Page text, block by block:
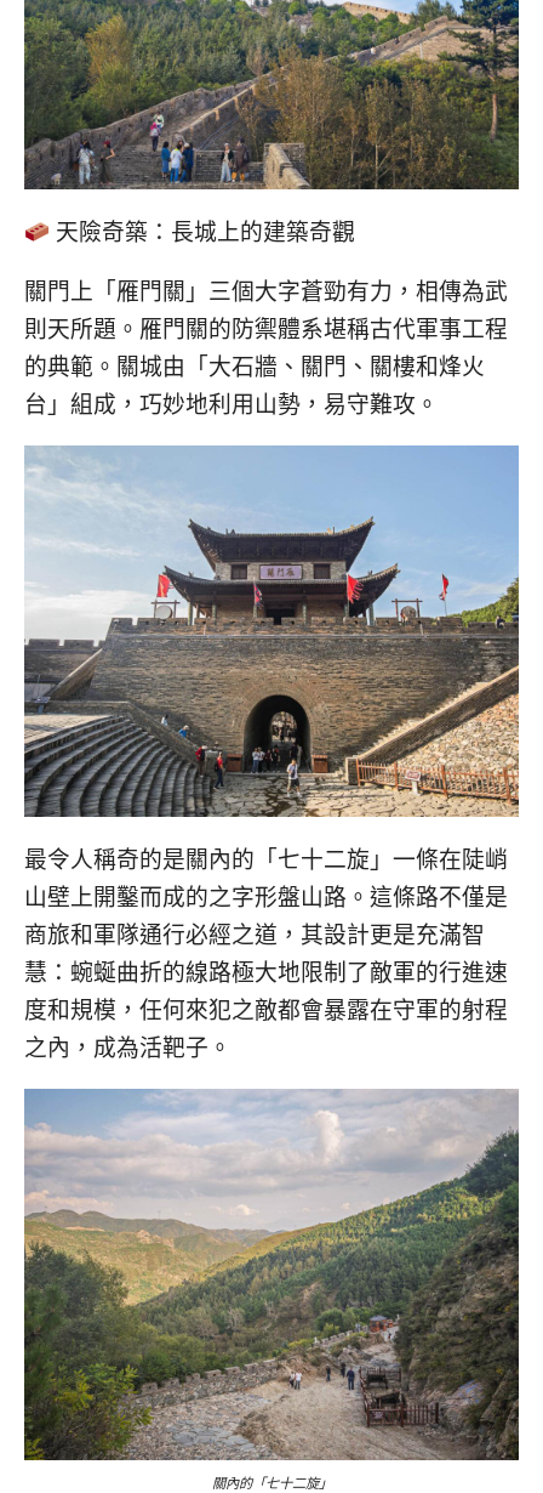
天險奇築：長城上的建築奇觀
關門上「雁門關」三個大字蒼勁有力，相傳為武
則天所題。雁門關的防禦體系堪稱古代軍事工程
的典範。關城由「大石牆、關門、關樓和烽火
台」組成，巧妙地利用山勢，易守難攻。
最令人稱奇的是關內的「七十二旋」一條在陡峭
山壁上開鑿而成的之字形盤山路。這條路不僅是
商旅和軍隊通行必經之道，其設計更是充滿智
慧：蜿蜒曲折的線路極大地限制了敵軍的行進速
度和規模，任何來犯之敵都會暴露在守軍的射程
之內，成為活靶子。
關內的「七十二旋」